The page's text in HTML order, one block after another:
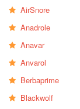
AirSnore
Anadrole
Anavar
Anvarol
Berbaprime
Blackwolf